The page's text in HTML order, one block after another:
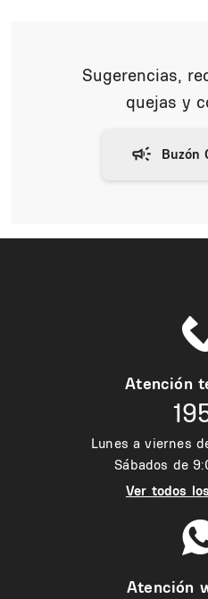
Sugerencias,
quejas y
Atención
Lunes a viernes
Sábados de
Ver todos
Atención